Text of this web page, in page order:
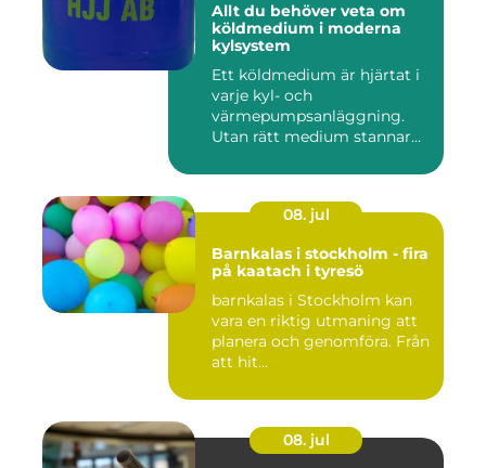
Allt du behöver veta om
köldmedium i moderna
kylsystem
Ett köldmedium är hjärtat i
varje kyl- och
värmepumpsanläggning.
Utan rätt medium stannar
08. jul
Barnkalas i stockholm - fira
på kaatach i tyresö
barnkalas i Stockholm kan
vara en riktig utmaning att
planera och genomföra. Från
att hit...
08. jul